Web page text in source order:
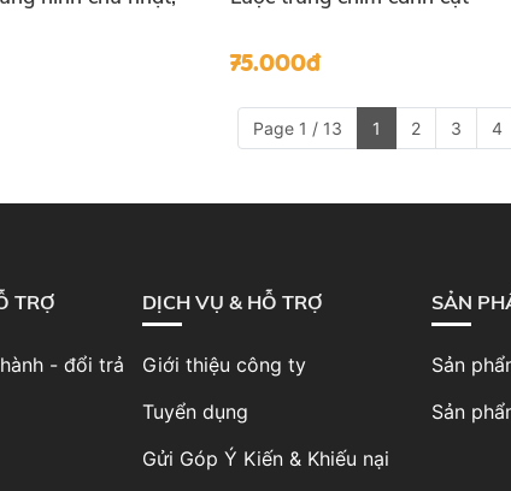
75.000đ
Page 1 / 13 1 2 3 4
TRỢ
- đổi trả
DỊCH VỤ & HỖ TRỢ
Giới thiệu công ty
Tuyển dụng
Gửi Góp Ý Kiến & Khiếu nại
SẢN
Sản
Sản